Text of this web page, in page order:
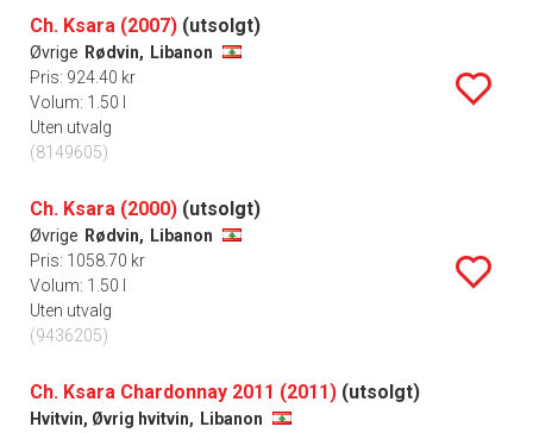
Ch. Ksara (2007) (utsolgt)
Øvrige Rødvin, Libanon
Pris: 924.40 kr
Volum: 1.50 l
Uten utvalg
(8149605)
Ch. Ksara (2000) (utsolgt)
Øvrige Rødvin, Libanon
Pris: 1058.70 kr
Volum: 1.50 l
Uten utvalg
(9436205)
Ch. Ksara Chardonnay 2011 (2011) (utsolgt)
Hvitvin, Øvrig hvitvin, Libanon